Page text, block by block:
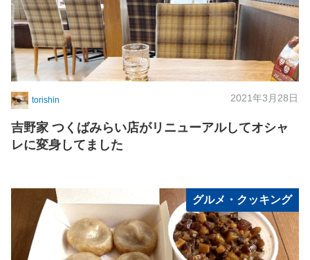
torishin 2021年3月28日
吉野家 つくばみらい店がリニューアルしてオシャ
レに変身してました
グルメ・クッキング